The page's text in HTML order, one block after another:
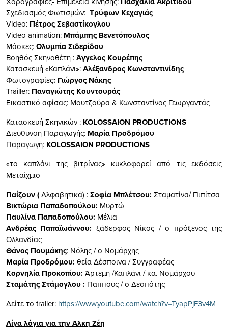
Σχεδιασμός Φωτισμών: Τρύφων Κεχαγιάς
Video: Πέτρος Σεβαστίκογλου
Video animation: Μπάμπης Βενετόπουλος
Μάσκες:Ολυμπία Σιδερίδου
Βοηθός Σκηνοθέτη :Άγγελος Κουρέπης
Κατασκευή «Καπλάνι»:Αλέξανδρος Κωνσταντινίδης
Φωτογραφίες: Γιώργος Νάκης
Trailler: Παναγιώτης Κουντουράς
Εικαστικό αφίσας: Μουτζούρα & Κωνσταντίνος Γεωργαντάς
Κατασκευή Σκηνικών : KOLOSSAION PRODUCTIONS
Διεύθυνση Παραγωγής: Μαρία Προδρόμου
Παραγωγή: KOLOSSAION PRODUCTIONS
«το καπλάνι της βιτρίνας» κυκλοφορεί από τις εκδόσεις
Μεταίχμιο
Παίζουν (Αλφαβητικά) :Σοφία Μπλέτσου: Σταματίνα/ Πιπίτσα
Βικτώρια Παπαδοπούλου: Μυρτώ
Παυλίνα Παπαδοπούλου: Μέλια
Ανδρέας Παπαϊωάννου: ξάδερφος Νίκος / ο πρόξενος της
Ολλανδίας
Θάνος Πουμάκης: Νόλης / ο Νομάρχης
Μαρία Προδρόμου: θεία Δέσποινα / Συγγραφέας​​​​​​​
Κορνηλία Προκοπίου: Άρτεμη /Καπλάνι / κα. Νομάρχου
Σταμάτης Στάμογλου : Παππούς / ο Δεσπότης
Δείτε το trailer: https://www.youtube.com/watch?v=TyapPjF3v4M
Λίγα λόγια για την Άλκη Ζέη